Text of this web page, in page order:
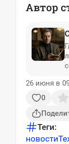
Автор
26 июня в
0
Теги:
новости